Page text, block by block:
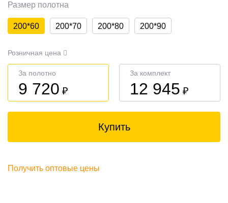
Размер полотна
200*60 200*70 200*80 200*90
Розничная цена
За полотно
9 720 ₽
За комплект
12 945 ₽
Купить
Получить оптовые цены